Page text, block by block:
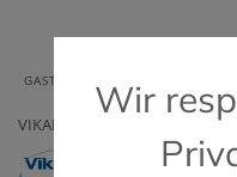
GASTRONOMIE & HOTELLERIE
VIKAN
Wir